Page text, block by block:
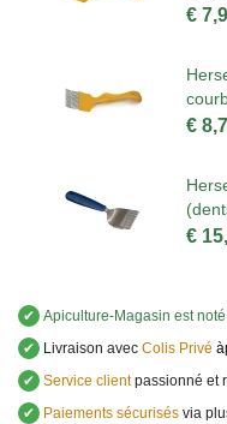
€
€
€
✔ Apiculture-Magasin est noté
✔
Livraison avec Colis Privé
✔ Service clientpassionné et
✔
Paiements sécurisés via